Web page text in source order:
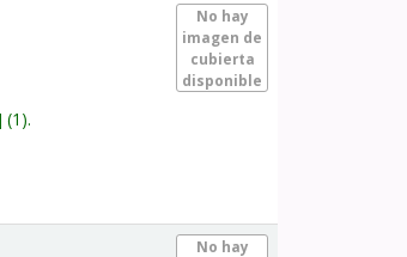
No hay
imagen de
cubierta
disponible
(1).
No hay